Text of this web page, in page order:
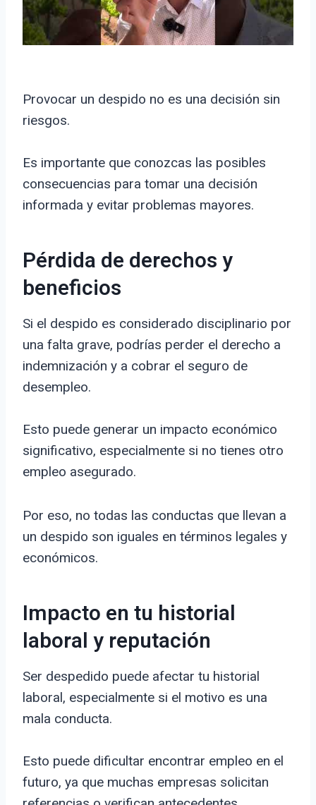
Provocar un despido no es una decisión sin
riesgos.
Es importante que conozcas las posibles
consecuencias para tomar una decisión
informada y evitar problemas mayores.
Pérdida de derechos y
beneficios
Si el despido es considerado disciplinario por
una falta grave, podrías perder el derecho a
indemnización y a cobrar el seguro de
desempleo.
Esto puede generar un impacto económico
significativo, especialmente si no tienes otro
empleo asegurado.
Por eso, no todas las conductas que llevan a
un despido son iguales en términos legales y
económicos.
Impacto en tu historial
laboral y reputación
Ser despedido puede afectar tu historial
laboral, especialmente si el motivo es una
mala conducta.
Esto puede dificultar encontrar empleo en el
futuro, ya que muchas empresas solicitan